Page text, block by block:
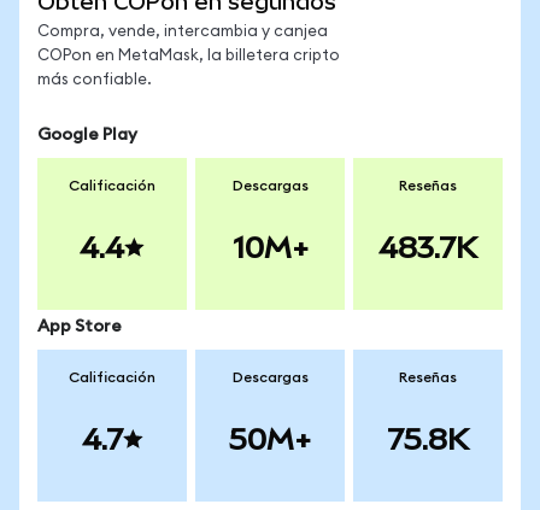
Compra, vende, intercambia y canjea
COPon en MetaMask, la billetera cripto
más confiable.
Google Play
Calificación
4.4
Descargas
10M+
Reseñas
483.7K
App Store
Calificación
4.7
Descargas
50M+
Reseñas
75.8K